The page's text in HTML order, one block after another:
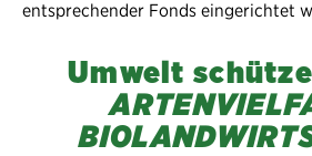
entsprechender Fonds eingerichtet
Umwelt